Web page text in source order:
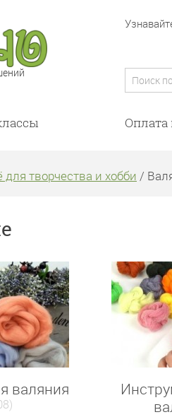
Оплата
для творчества и хобби /
валяния